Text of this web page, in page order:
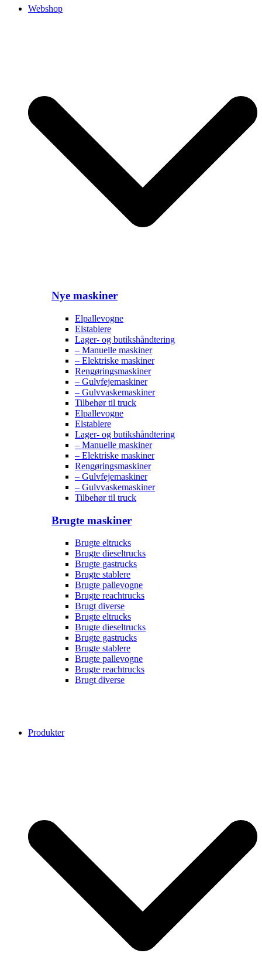
Webshop
Nye maskiner
Elpallevogne
Elstablere
Lager- og butikshåndtering
– Manuelle maskiner
– Elektriske maskiner
Rengøringsmaskiner
– Gulvfejemaskiner
– Gulvvaskemaskiner
Tilbehør til truck
Elpallevogne
Elstablere
Lager- og butikshåndtering
– Manuelle maskiner
– Elektriske maskiner
Rengøringsmaskiner
– Gulvfejemaskiner
– Gulvvaskemaskiner
Tilbehør til truck
Brugte maskiner
Brugte eltrucks
Brugte dieseltrucks
Brugte gastrucks
Brugte stablere
Brugte pallevogne
Brugte reachtrucks
Brugt diverse
Brugte eltrucks
Brugte dieseltrucks
Brugte gastrucks
Brugte stablere
Brugte pallevogne
Brugte reachtrucks
Brugt diverse
Produkter